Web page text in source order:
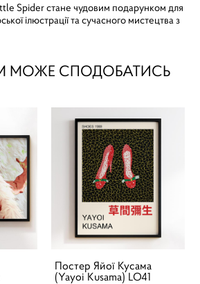
Spider стане чудовим подарунком для
ілюстрації та сучасного мистецтва з
МОЖЕ СПОДОБАТИСЬ
Постер Яйої Кусама
(Yayoi Kusama) LO41